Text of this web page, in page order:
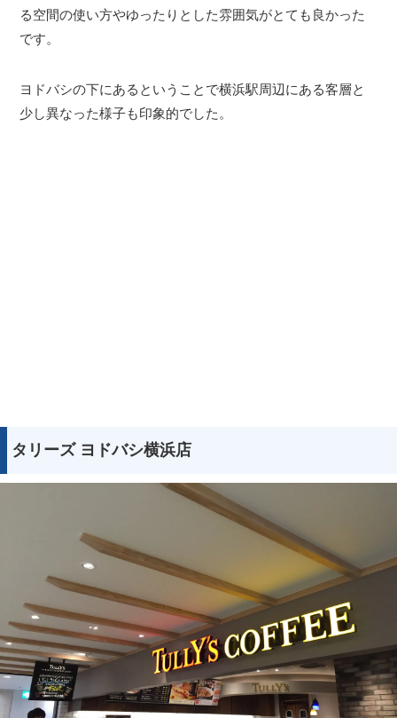
る空間の使い方やゆったりとした雰囲気がとても良かった
です。
ヨドバシの下にあるということで横浜駅周辺にある客層と
少し異なった様子も印象的でした。
タリーズ ヨドバシ横浜店